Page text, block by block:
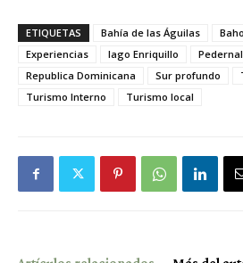
ETIQUETAS Bahía de las Águilas
Experiencias
lago Enriquillo
Republica Dominicana
Sur profundo
Turismo Interno
Turismo local